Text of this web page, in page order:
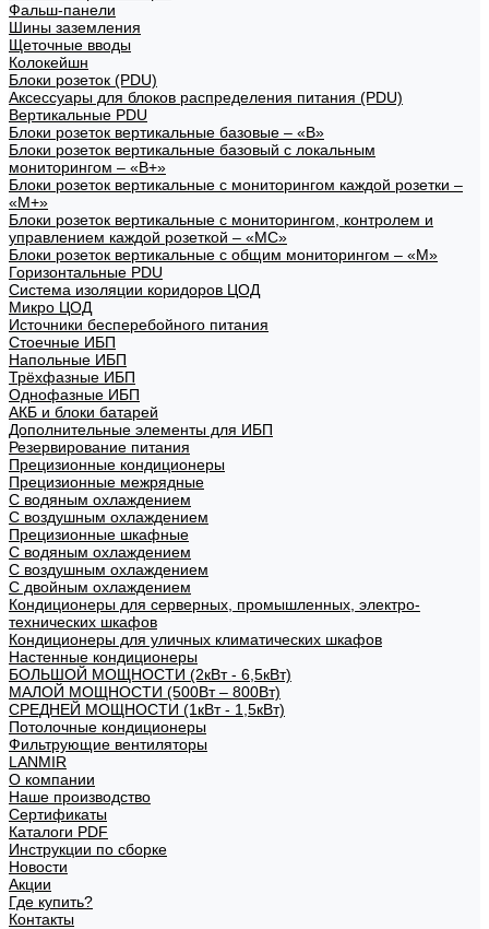
Фальш-панели
Шины заземления
Щеточные вводы
Колокейшн
Блоки розеток (PDU)
Аксессуары для блоков распределения питания (PDU)
Вертикальные PDU
Блоки розеток вертикальные базовые – «В»
Блоки розеток вертикальные базовый с локальным
мониторингом – «В+»
Блоки розеток вертикальные с мониторингом каждой розетки –
«М+»
Блоки розеток вертикальные с мониторингом, контролем и
управлением каждой розеткой – «МС»
Блоки розеток вертикальные с общим мониторингом – «М»
Горизонтальные PDU
Система изоляции коридоров ЦОД
Микро ЦОД
Источники бесперебойного питания
Стоечные ИБП
Напольные ИБП
Трёхфазные ИБП
Однофазные ИБП
АКБ и блоки батарей
Дополнительные элементы для ИБП
Резервирование питания
Прецизионные кондиционеры
Прецизионные межрядные
С водяным охлаждением
С воздушным охлаждением
Прецизионные шкафные
С водяным охлаждением
С воздушным охлаждением
С двойным охлаждением
Кондиционеры для серверных, промышленных, электро-
технических шкафов
Кондиционеры для уличных климатических шкафов
Настенные кондиционеры
БОЛЬШОЙ МОЩНОСТИ (2кВт - 6,5кВт)
МАЛОЙ МОЩНОСТИ (500Вт – 800Вт)
СРЕДНЕЙ МОЩНОСТИ (1кВт - 1,5кВт)
Потолочные кондиционеры
Фильтрующие вентиляторы
LANMIR
О компании
Наше производство
Сертификаты
Каталоги PDF
Инструкции по сборке
Новости
Акции
Где купить?
Контакты